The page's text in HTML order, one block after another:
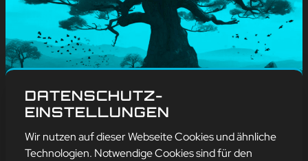
Blog, Wissenswertes
TAG DES BAUMES
mehr erfahren
DATENSCHUTZ-
EINSTELLUNGEN
Wir nutzen auf dieser Webseite Cookies und ähnliche
Technologien. Notwendige Cookies sind für den